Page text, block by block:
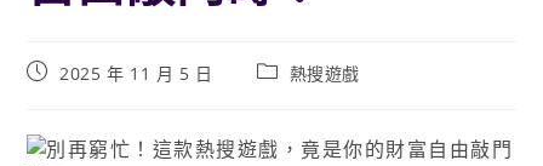
2025 年 11 月 5 日 熱搜遊戲